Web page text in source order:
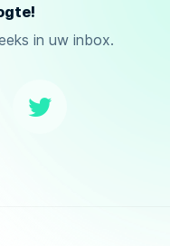
in uw inbox.